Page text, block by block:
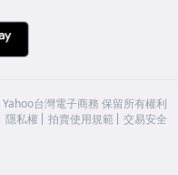
Yahoo台灣電子商務 保留所有權利
隱私權 拍賣使用規範 交易安全